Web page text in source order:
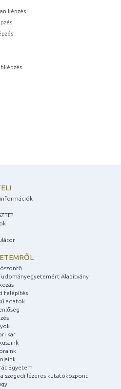
képzés
Alapítvány
felépítés
adatok
kar
Egyetem
a szegedi lézeres kutatóközpont